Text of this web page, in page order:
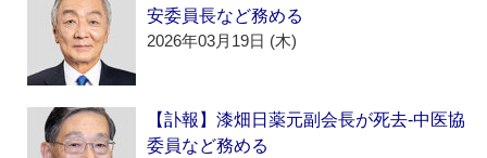
安委員長など務める
2026年03月19日 (木)
【訃報】漆畑日薬元副会長が死去‐中医協
委員など務める